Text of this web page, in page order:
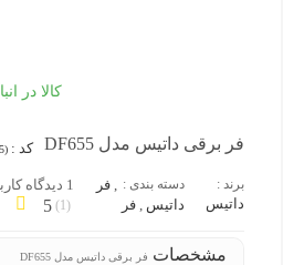
فر برقی داتیس مدل DF655 کد : (DF655)
کالا در
برند :
داتیس
دسته بندی : ,فر
داتیس ,فر
1 دیدگاه کاربران
(
1
)
5
مشخصات فر برقی داتیس مدل DF655